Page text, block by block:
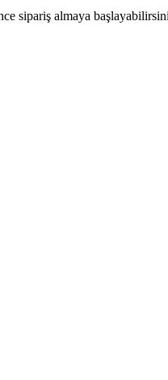
sipariş almaya